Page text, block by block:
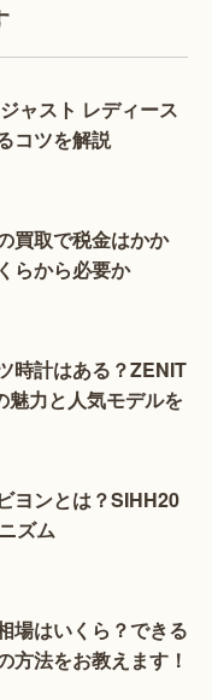
ャスト レディース
コツを解説
買取で税金はかか
らから必要か
時計はある？ZENIT
魅力と人気モデルを
ヨンとは？SIHH20
ズム
場はいくら？できる
方法をお教えます！